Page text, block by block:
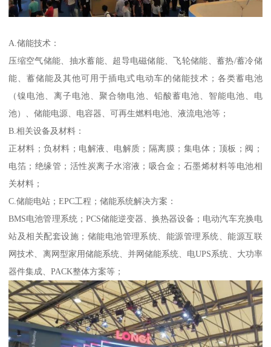
A.储能技术：
压缩空气储能、抽水蓄能、超导电磁储能、飞轮储能、蓄热/蓄冷储
能、蓄储能及其他可用于插电式电动车的储能技术；各类蓄电池
（镍电池、离子电池、聚合物电池、铅酸蓄电池、智能电池、电
池）、储能电源、电容器、可再生燃料电池、液流电池等；
B.相关设备及材料：
正材料；负材料；电解液、电解质；隔离膜；集电体；顶板；阀；
电箔；绝缘管；活性炭离子水溶液；吸合金；石墨烯材料等电池相
关材料；
C.储能电站；EPC工程；储能系统解决方案：
BMS电池管理系统；PCS储能逆变器、换热器设备；电动汽车充换电
站及相关配套设施；储能电池管理系统、能源管理系统、能源互联
网技术、离网型家用储能系统、并网储能系统、电UPS系统、大功率
器件集成、PACK整体方案等；